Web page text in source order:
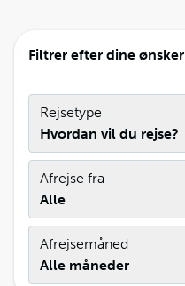
Filtrer efter dine ønsker
Rejsetype
Hvordan vil du rejse?
Afrejse fra
Alle
Afrejsemåned
Alle måneder